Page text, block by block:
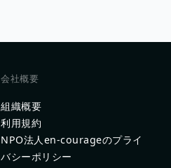
会社概要
組織概要
利用規約
NPO法人en-courageのプライ
バシーポリシー